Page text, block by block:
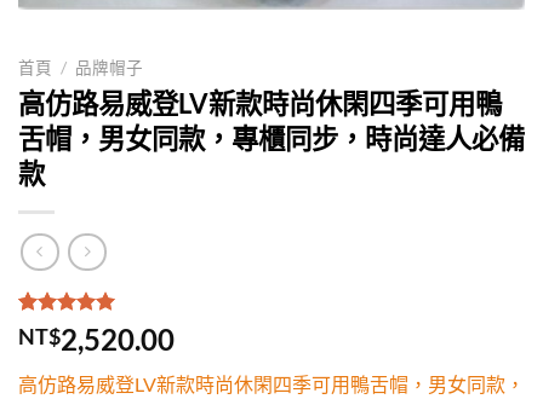
首頁 / 品牌帽子
高仿路易威登LV新款時尚休閑四季可用鴨
舌帽，男女同款，專櫃同步，時尚達人必備
款
評分5.00/
5，已有
1
位
分
NT$2,520.00
高仿路易威登LV新款時尚休閑四季可用鴨舌帽，男女同款，